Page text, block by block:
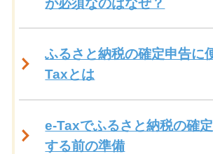
ふるさと納税の確定申告に
Taxとは
e-Taxでふるさと納税の確
する前の準備